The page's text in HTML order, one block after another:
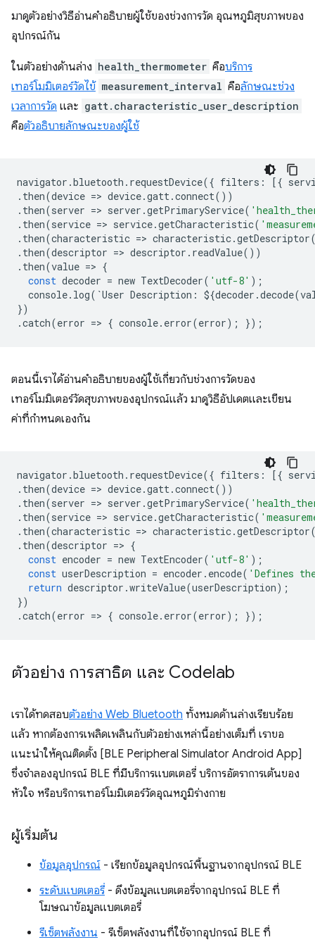
มาดูตัวอย่างวิธีอ่านคำอธิบายผู้ใช้ของช่วงการวัด อุณหภูมิสุขภาพของ
อุปกรณ์กัน
ในตัวอย่างด้านล่าง health_thermometer คือบริการ
เทอร์โมมิเตอร์วัดไข้ measurement_interval คือลักษณะช่วง
เวลาการวัด และ gatt.characteristic_user_description
คือตัวอธิบายลักษณะของผู้ใช้
navigator .bluetooth . requestDevice({ filters : [{
. then(device => device.gatt.connect())
. then(server => server .getPrimaryService(
. then(service => service.getCharacteristic(
. then(characteristic => characteristic.getDescriptor
. then(descriptor => descriptor . readValue())
. then(value => {
const decoder = new TextDecoder( 'utf-8' );
console. log( `User Description : ${decoder .decode(
})
.catch(error => { console. error(error); });
ตอนนี้เราได้อ่านคำอธิบายของผู้ใช้เกี่ยวกับช่วงการวัดของ
เทอร์โมมิเตอร์วัดสุขภาพของอุปกรณ์แล้ว มาดูวิธีอัปเดตและเขียน
ค่าที่กำหนดเองกัน
navigator .bluetooth . requestDevice({ filters : [{
. then(device => device.gatt.connect())
. then(server => server .getPrimaryService(
. then(service => service.getCharacteristic(
. then(characteristic => characteristic.getDescriptor
. then(descriptor => {
const encoder = new TextEncoder( 'utf-8' );
const userDescription = encoder . encode( 'Defines
return descriptor .writeValue(userDescription);
})
.catch(error => { console. error(error); });
ตัวอย่าง การสาธิต และ Codelab
เราได้ทดสอบตัวอย่าง Web Bluetooth ทั้งหมดด้านล่างเรียบร้อย
แล้ว หากต้องการเพลิดเพลินกับตัวอย่างเหล่านี้อย่างเต็มที่ เราขอ
แนะนำให้คุณติดตั้ง [BLE Peripheral Simulator Android App]
ซึ่งจำลองอุปกรณ์ BLE ที่มีบริการแบตเตอรี่ บริการอัตราการเต้นของ
หัวใจ หรือบริการเทอร์โมมิเตอร์วัดอุณหภูมิร่างกาย
ผู้เริ่มต้น
ข้อมูลอุปกรณ์ - เรียกข้อมูลอุปกรณ์พื้นฐานจากอุปกรณ์ BLE
ระดับแบตเตอรี่ - ดึงข้อมูลแบตเตอรี่จากอุปกรณ์ BLE ที่
โฆษณาข้อมูลแบตเตอรี่
รีเซ็ตพลังงาน - รีเซ็ตพลังงานที่ใช้จากอุปกรณ์ BLE ที่